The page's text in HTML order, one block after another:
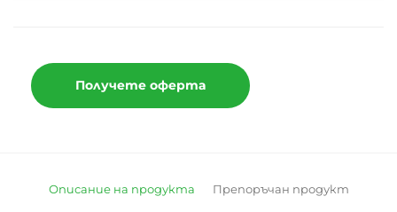
Получете оферта
Описание на продукта Препоръчан продукт